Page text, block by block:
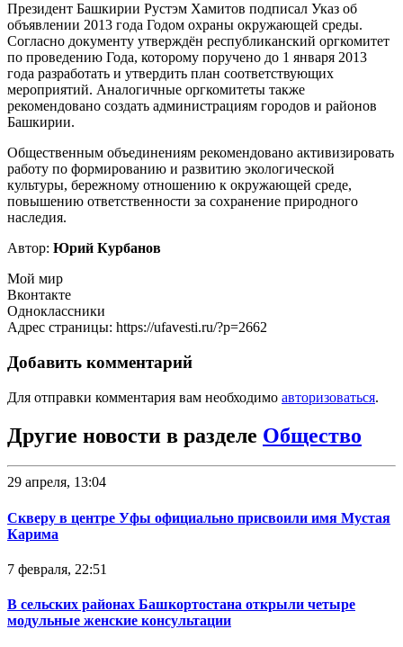
Президент Башкирии Рустэм Хамитов подписал Указ об
объявлении 2013 года Годом охраны окружающей среды.
Согласно документу утверждён республиканский оргкомитет
по проведению Года, которому поручено до 1 января 2013
года разработать и утвердить план соответствующих
мероприятий. Аналогичные оргкомитеты также
рекомендовано создать администрациям городов и районов
Башкирии.
Общественным объединениям рекомендовано активизировать
работу по формированию и развитию экологической
культуры, бережному отношению к окружающей среде,
повышению ответственности за сохранение природного
наследия.
Автор: Юрий Курбанов
Мой мир
Вконтакте
Одноклассники
Адрес страницы: https://ufavesti.ru/?p=2662
Добавить комментарий
Для отправки комментария вам необходимо авторизоваться.
Другие новости в разделе Общество
29 апреля, 13:04
Скверу в центре Уфы официально присвоили имя Мустая
Карима
7 февраля, 22:51
В сельских районах Башкортостана открыли четыре
модульные женские консультации